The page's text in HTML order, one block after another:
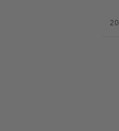
size
20